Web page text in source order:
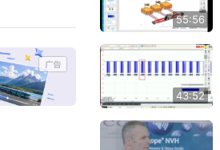
55:56
43:52